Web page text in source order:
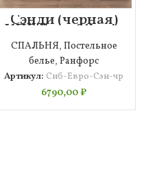
Сэнди (черная)
КПБ Евро Siberia
СПАЛЬНЯ, Постельное
белье,Ранфорс
Артикул: Сиб-Евро-Сэн-чр
6790,00₽